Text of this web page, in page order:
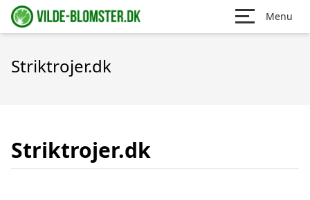
Menu
Striktrojer.dk
Striktrojer.dk